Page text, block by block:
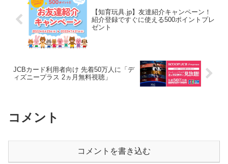
【知育玩具.jp】友達紹介キャンペーン！
紹介登録ですぐに使える500ポイントプレ
ゼント
JCBカード利用者向け 先着50万人に「デ
ィズニープラス 2ヵ月無料視聴」
コメント
コメントを書き込む